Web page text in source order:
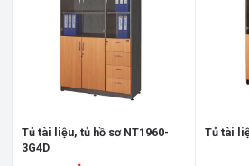
Tủ tài liệu, tủ hồ sơ NT1960-
3G4D
Tủ tài